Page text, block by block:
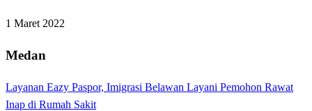
1 Maret 2022
Medan
Layanan Eazy Paspor, Imigrasi Belawan Layani Pemohon Rawat
Inap di Rumah Sakit